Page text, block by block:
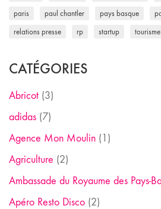
paris paul chantler pays basque
relations presse rp startup tourisme
CATÉGORIES
Abricot (3)
adidas (7)
Agence Mon Moulin (1)
Agriculture (2)
Ambassade du Royaume des Pays-
Apéro Resto Disco (2)